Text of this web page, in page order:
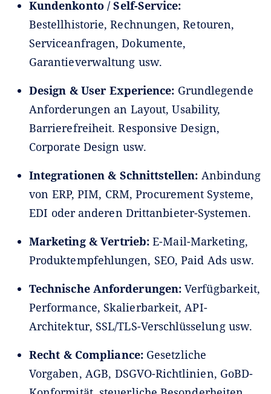
Kundenkonto / Self-Service:
Bestellhistorie, Rechnungen, Retouren,
Serviceanfragen, Dokumente,
Garantieverwaltung usw.
Design & User Experience: Grundlegende
Anforderungen an Layout, Usability,
Barrierefreiheit. Responsive Design,
Corporate Design usw.
Integrationen & Schnittstellen: Anbindung
von ERP, PIM, CRM, Procurement Systeme,
EDI oder anderen Drittanbieter-Systemen.
Marketing & Vertrieb:E-Mail-Marketing,
Produktempfehlungen, SEO, Paid Ads usw.
Technische Anforderungen:Verfügbarkeit,
Performance, Skalierbarkeit, API-
Architektur, SSL/TLS-Verschlüsselung usw.
Recht & Compliance:Gesetzliche
Vorgaben, AGB, DSGVO-Richtlinien, GoBD-